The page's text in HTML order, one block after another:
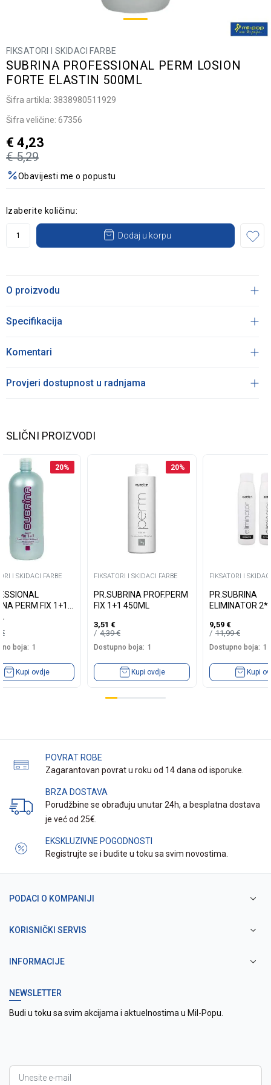
FIKSATORI I SKIDACI FARBE
SUBRINA PROFESSIONAL PERM LOSION
FORTE ELASTIN 500ML
Šifra artikla: 3838980511929
Šifra veličine: 67356
€ 5,29
€ 4,23
Obavijesti me o popustu
Izaberite količinu:
Dodaj u korpu
O proizvodu
Specifikacija
Komentari
Provjeri dostupnost u radnjama
SLIČNI PROIZVODI
20%
I SKIDACI FARBE
PERM FIX 1+1
€
boja: 1
Kupi ovdje
20%
FIKSATORI I SKIDACI FARBE
PR.SUBRINA PROF.PERM
FIX 1+1 450ML
3,51 €
4,39€
Dostupno boja: 1
Kupi ovdje
FIKSATORI I
PR.SUBRINA
ELIMINATOR
9,59 €
11,99€
Dostupno boja: 1
Kupi
POVRAT ROBE
Zagarantovan povrat u roku od 14 dana od isporuke.
BRZA DOSTAVA
Porudžbine se obrađuju unutar 24h, a besplatna dostava
je već od 25€.
EKSKLUZIVNE POGODNOSTI
Registrujte se i budite u toku sa svim novostima.
PODACI O KOMPANIJI
KORISNIČKI SERVIS
INFORMACIJE
NEWSLETTER
Budi u toku sa svim akcijama i aktuelnostima u Mil-Popu.